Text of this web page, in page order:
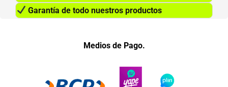
Garantía de todo nuestros productos
Medios de Pago.